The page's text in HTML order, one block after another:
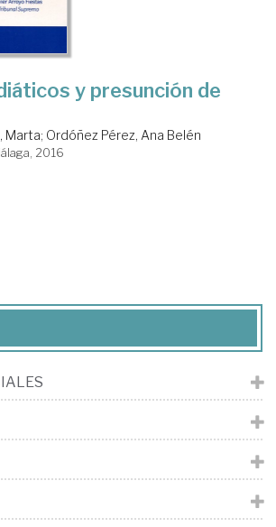
y presunción de
Marta; Ordóñez Pérez, Ana Belén
2016